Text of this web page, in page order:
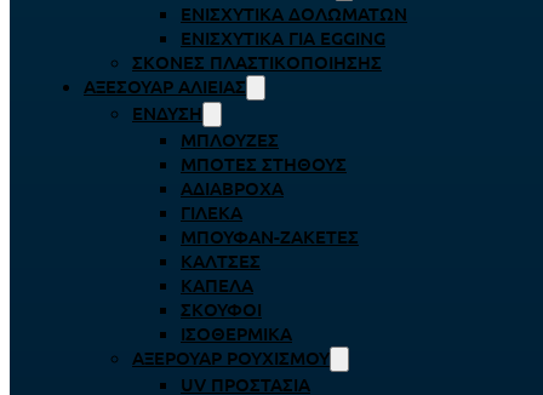
ΕΝΙΣΧΥΤΙΚΆ ΔΟΛΩΜΆΤΩΝ
ΕΝΙΣΧΥΤΙΚΆ ΓΙΑ EGGING
ΣΚΌΝΕΣ ΠΛΑΣΤΙΚΟΠΟΊΗΣΗΣ
ΑΞΕΣΟΥΆΡ ΑΛΙΕΊΑΣ
ΈΝΔΥΣΗ
ΜΠΛΟΎΖΕΣ
ΜΠΌΤΕΣ ΣΤΉΘΟΥΣ
ΑΔΙΆΒΡΟΧΑ
ΓΙΛΈΚΑ
ΜΠΟΥΦΆΝ-ΖΑΚΈΤΕΣ
ΚΆΛΤΣΕΣ
ΚΑΠΈΛΑ
ΣΚΟΎΦΟΙ
ΙΣΟΘΕΡΜΙΚΆ
ΑΞΕΡΟΥΆΡ ΡΟΥΧΙΣΜΟΎ
UV ΠΡΟΣΤΑΣΊΑ